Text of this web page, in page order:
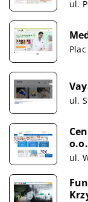
ul.
ul.
o.o.
ul.